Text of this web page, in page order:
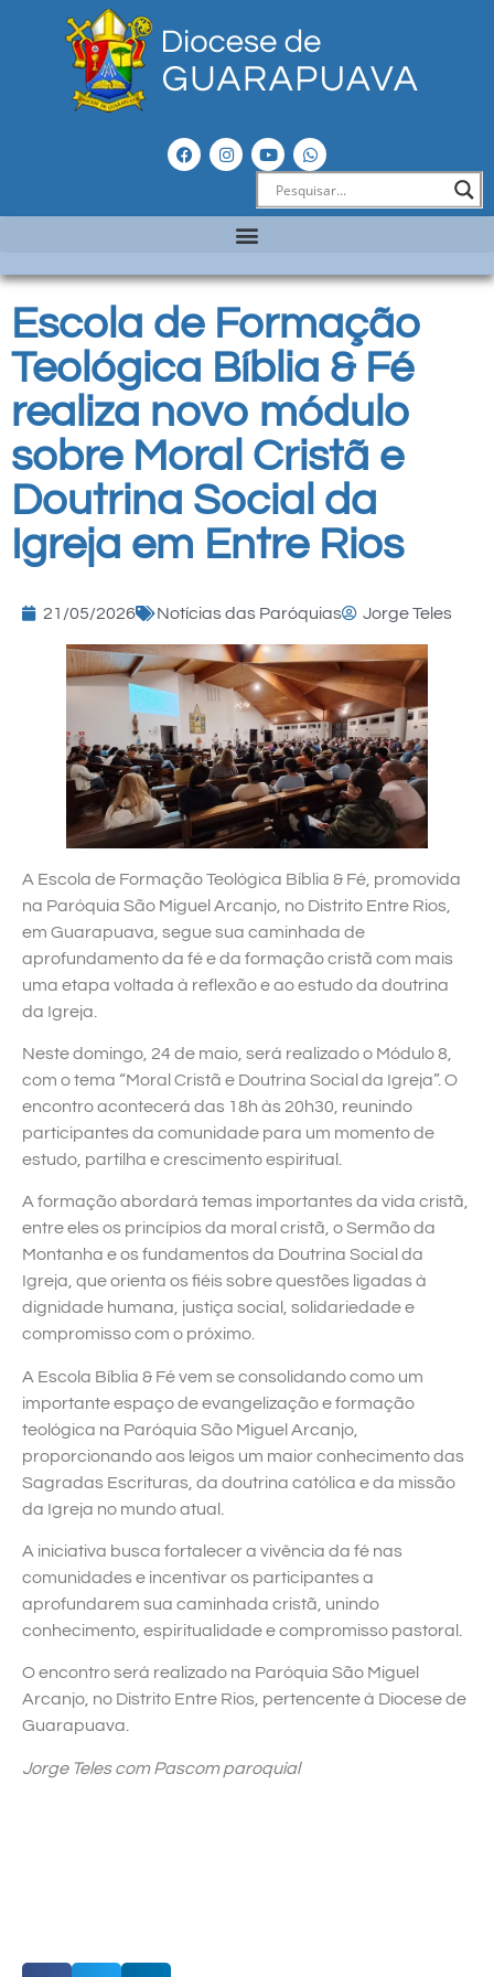
Escola de Formação
Teológica Bíblia & Fé
realiza novo módulo
sobre Moral Cristã e
Doutrina Social da
Igreja em Entre Rios
21/05/2026 Notícias das Paróquias Jorge Teles
A Escola de Formação Teológica Bíblia & Fé, promovida
na Paróquia São Miguel Arcanjo, no Distrito Entre Rios,
em Guarapuava, segue sua caminhada de
aprofundamento da fé e da formação cristã com mais
uma etapa voltada à reflexão e ao estudo da doutrina
da Igreja.
Neste domingo, 24 de maio, será realizado o Módulo 8,
com o tema “Moral Cristã e Doutrina Social da Igreja”. O
encontro acontecerá das 18h às 20h30, reunindo
participantes da comunidade para um momento de
estudo, partilha e crescimento espiritual.
A formação abordará temas importantes da vida cristã,
entre eles os princípios da moral cristã, o Sermão da
Montanha e os fundamentos da Doutrina Social da
Igreja, que orienta os fiéis sobre questões ligadas à
dignidade humana, justiça social, solidariedade e
compromisso com o próximo.
A Escola Bíblia & Fé vem se consolidando como um
importante espaço de evangelização e formação
teológica na Paróquia São Miguel Arcanjo,
proporcionando aos leigos um maior conhecimento das
Sagradas Escrituras, da doutrina católica e da missão
da Igreja no mundo atual.
A iniciativa busca fortalecer a vivência da fé nas
comunidades e incentivar os participantes a
aprofundarem sua caminhada cristã, unindo
conhecimento, espiritualidade e compromisso pastoral.
O encontro será realizado na Paróquia São Miguel
Arcanjo, no Distrito Entre Rios, pertencente à Diocese de
Guarapuava.
Jorge Teles com Pascom paroquial